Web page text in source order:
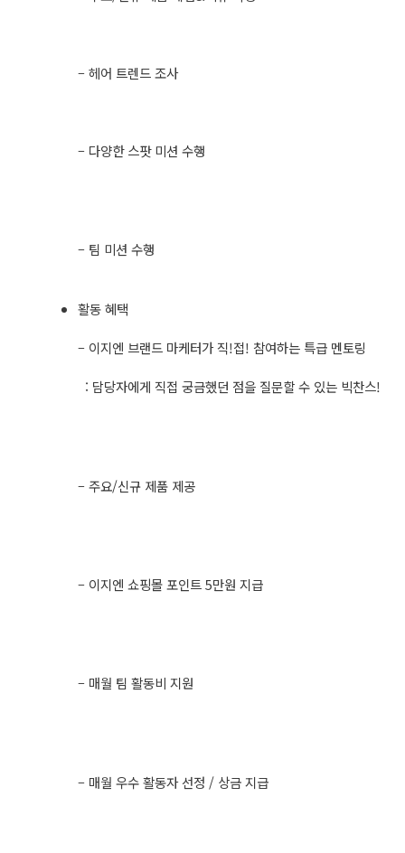
– 헤어 트렌드 조사
– 다양한 스팟 미션 수행
– 팀 미션 수행
활동 혜택
– 이지엔 브랜드 마케터가 직!접! 참여하는 특급 멘토링
: 담당자에게 직접 궁금했던 점을 질문할 수 있는 빅찬스!
– 주요/신규 제품 제공
– 이지엔 쇼핑몰 포인트 5만원 지급
– 매월 팀 활동비 지원
– 매월 우수 활동자 선정 / 상금 지급